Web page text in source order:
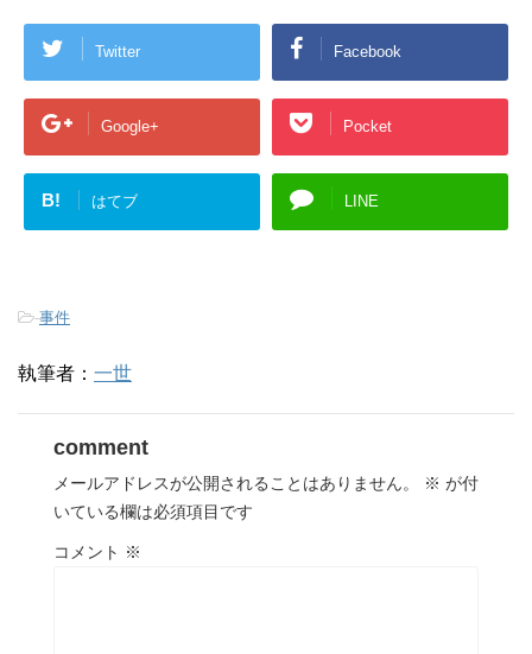
Twitter Facebook
Google+ Pocket
B! はてブ LINE
-事件
執筆者： 一世
comment
メールアドレスが公開されることはありません。 ※ が付
いている欄は必須項目です
コメント ※